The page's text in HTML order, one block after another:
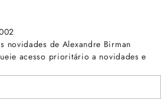
novidades de Alexandre Birman
acesso prioritário a novidades e